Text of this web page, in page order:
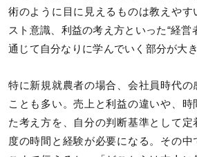
術のように目に見えるものは教えやす
スト意識、利益の考え方といった“経営
通じて自分なりに学んでいく部分が大き
特に新規就農者の場合、会社員時代の
ことも多い。売上と利益の違いや、時
た考え方を、自分の判断基準として定
度の時間と経験が必要になる。その